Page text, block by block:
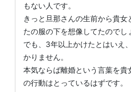
もない人です。
きっと旦那さんの生前から貴女
たの服の下を想像してたのでし
でも、3年以上かけたとはいえ
かりません。
本気ならば離婚という言葉を貴
の行動はとっているはずです。